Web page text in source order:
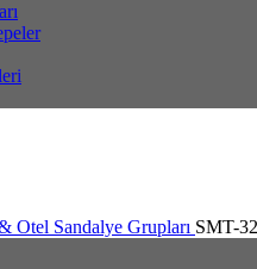
Otel Sandalye Grupları SMT-